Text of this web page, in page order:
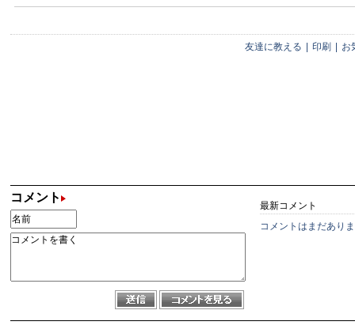
友達に教える 印刷 お
コメント
最新コメント
コメントはまだあり